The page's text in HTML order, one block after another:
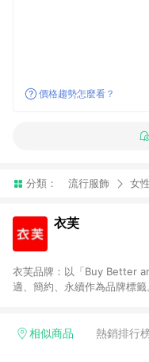
價格趨勢怎麼看？
分類： 流行服飾 女
衣芙
衣芙品牌：以「Buy Better
適、簡約、永續作為品牌標籤
相似商品 熱銷排行